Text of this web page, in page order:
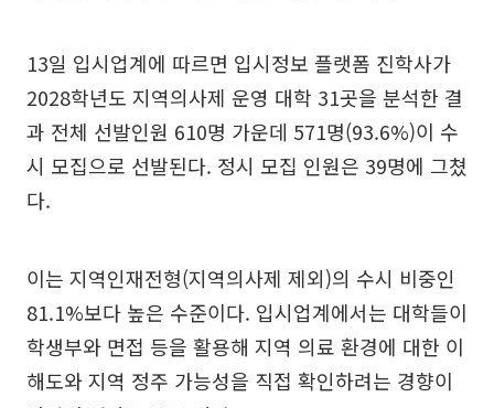
13일 입시업계에 따르면 입시정보 플랫폼 진학사가
2028학년도 지역의사제 운영 대학 31곳을 분석한 결
과 전체 선발인원 610명 가운데 571명(93.6%)이 수
시 모집으로 선발된다. 정시 모집 인원은 39명에 그쳤
다.
이는 지역인재전형(지역의사제 제외)의 수시 비중인
81.1%보다 높은 수준이다. 입시업계에서는 대학들이
학생부와 면접 등을 활용해 지역 의료 환경에 대한 이
해도와 지역 정주 가능성을 직접 확인하려는 경향이